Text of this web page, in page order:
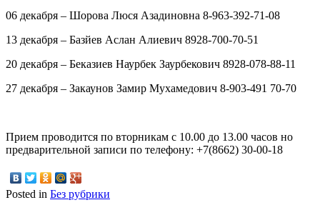
06 декабря – Шорова Люся Азадиновна 8-963-392-71-08
13 декабря – Базйев Аслан Алиевич 8928-700-70-51
20 декабря – Беказиев Наурбек Заурбекович 8928-078-88-11
27 декабря – Закаунов Замир Мухамедович 8-903-491 70-70
Прием проводится по вторникам с 10.00 до 13.00 часов но
предварительной записи по телефону: +7(8662) 30-00-18
Posted in Без рубрики